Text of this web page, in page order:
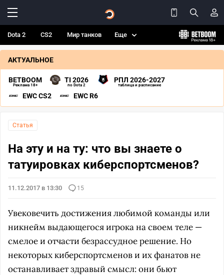
Dota 2 CS2 Мир танков Еще
АКТУАЛЬНОЕ
BETBOOM
Реклама 18+
TI 2026
по Dota 2
РПЛ 2026-2027
таблица и расписание
EWC CS2 EWC R6
Статья
На эту и на ту: что вы знаете о
татуировках киберспортсменов?
11.12.2017 в 13:30 15
Увековечить достижения любимой команды или
никнейм выдающегося игрока на своем теле —
смелое и отчасти безрассудное решение. Но
некоторых киберспортсменов и их фанатов не
останавливает здравый смысл: они бьют